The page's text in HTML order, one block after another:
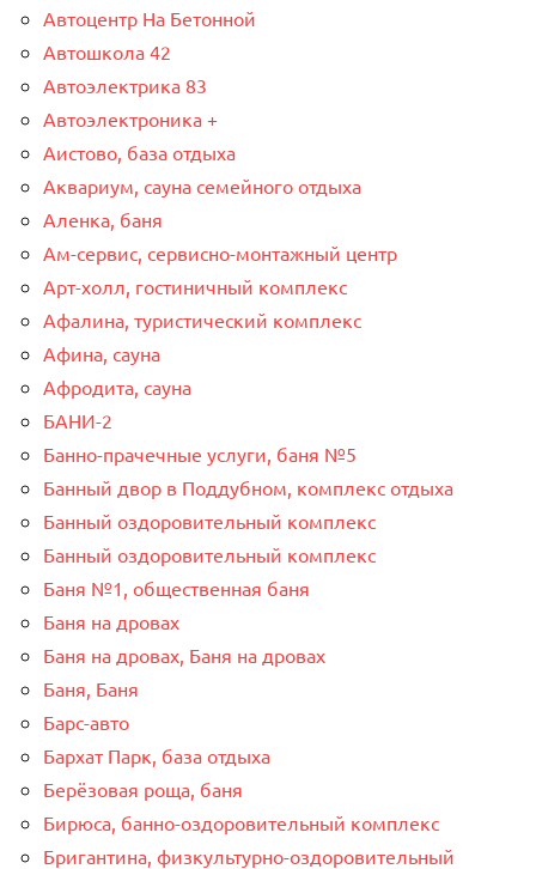
Автоцентр На Бетонной
Автошкола 42
Автоэлектрика 83
Автоэлектроника +
Аистово, база отдыха
Аквариум, сауна семейного отдыха
Аленка, баня
Ам-сервис, сервисно-монтажный центр
Арт-холл, гостиничный комплекс
Афалина, туристический комплекс
Афина, сауна
Афродита, сауна
БАНИ-2
Банно-прачечные услуги, баня №5
Банный двор в Поддубном, комплекс отдыха
Банный оздоровительный комплекс
Банный оздоровительный комплекс
Баня №1, общественная баня
Баня на дровах
Баня на дровах, Баня на дровах
Баня, Баня
Барс-авто
Бархат Парк, база отдыха
Берёзовая роща, баня
Бирюса, банно-оздоровительный комплекс
Бригантина, физкультурно-оздоровительный